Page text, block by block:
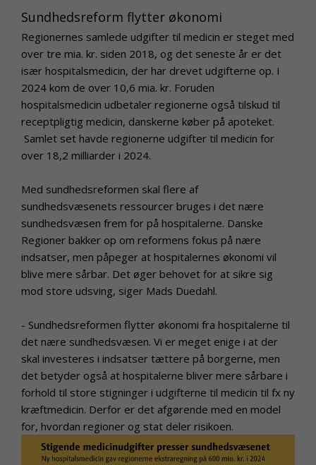
Sundhedsreform flytter økonomi
Regionernes samlede udgifter til medicin er steget med
over tre mia. kr. siden 2018, og det seneste år er det
især hospitalsmedicin, der har drevet udgifterne op. I
2024 kom de over 10,6 mia. kr. Foruden
hospitalsmedicin udbetaler regionerne også tilskud til
receptpligtig medicin, danskerne køber på apoteket.
Samlet set havde regionerne udgifter til medicin for
over 18,2 milliarder i 2024.
Med sundhedsreformen skal flere af
sundhedsvæsenets ressourcer bruges i det nære
sundhedsvæsen frem for på hospitalerne. Danske
Regioner bakker op om reformens fokus på nære
indsatser, men påpeger at hospitalernes økonomi vil
blive mere sårbar. Det øger behovet for at sikre sig
mod store udsving, siger Mads Duedahl.
- Sundhedsreformen flytter økonomi fra hospitalerne til
det nære sundhedsvæsen. Vi er meget enige i at der
skal investeres i indsatser tættere på borgerne, men
det betyder også at hospitalerne bliver mere sårbare i
forhold til store stigninger i udgifterne til medicin til fx ny
kræftmedicin. Derfor er det afgørende med en model
for, hvordan regioner og stat deler risikoen.